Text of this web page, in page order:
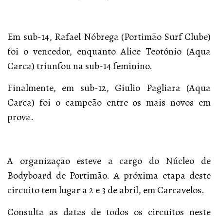
Em sub-14, Rafael Nóbrega (Portimão Surf Clube)
foi o vencedor, enquanto Alice Teotónio (Aqua
Carca) triunfou na sub-14 feminino.
Finalmente, em sub-12, Giulio Pagliara (Aqua
Carca) foi o campeão entre os mais novos em
prova.
A organização esteve a cargo do Núcleo de
Bodyboard de Portimão. A próxima etapa deste
circuito tem lugar a 2 e 3 de abril, em Carcavelos.
Consulta as datas de todos os circuitos neste